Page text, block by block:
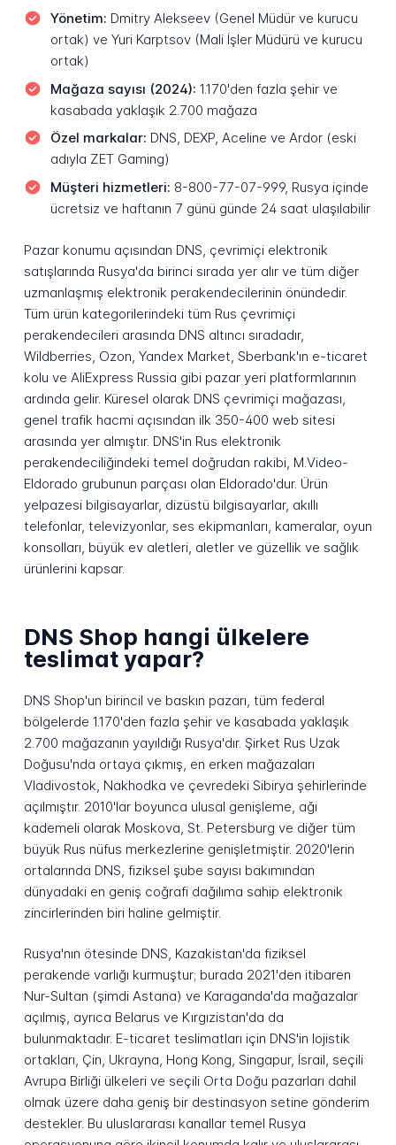
Yönetim: Dmitry Alekseev (Genel Müdür ve kurucu
ortak) ve Yuri Karptsov (Mali İşler Müdürü ve kurucu
ortak)
Mağaza sayısı (2024): 1.170'den fazla şehir ve
kasabada yaklaşık 2.700 mağaza
Özel markalar: DNS, DEXP, Aceline ve Ardor (eski
adıyla ZET Gaming)
Müşteri hizmetleri: 8-800-77-07-999, Rusya içinde
ücretsiz ve haftanın 7 günü günde 24 saat ulaşılabilir
Pazar konumu açısından DNS, çevrimiçi elektronik
satışlarında Rusya'da birinci sırada yer alır ve tüm diğer
uzmanlaşmış elektronik perakendecilerinin önündedir.
Tüm ürün kategorilerindeki tüm Rus çevrimiçi
perakendecileri arasında DNS altıncı sıradadır,
Wildberries, Ozon, Yandex Market, Sberbank'ın e-ticaret
kolu ve AliExpress Russia gibi pazar yeri platformlarının
ardında gelir. Küresel olarak DNS çevrimiçi mağazası,
genel trafik hacmi açısından ilk 350-400 web sitesi
arasında yer almıştır. DNS'in Rus elektronik
perakendeciliğindeki temel doğrudan rakibi, M.Video-
Eldorado grubunun parçası olan Eldorado'dur. Ürün
yelpazesi bilgisayarlar, dizüstü bilgisayarlar, akıllı
telefonlar, televizyonlar, ses ekipmanları, kameralar, oyun
konsolları, büyük ev aletleri, aletler ve güzellik ve sağlık
ürünlerini kapsar.
DNS Shop hangi ülkelere
teslimat yapar?
DNS Shop'un birincil ve baskın pazarı, tüm federal
bölgelerde 1.170'den fazla şehir ve kasabada yaklaşık
2.700 mağazanın yayıldığı Rusya'dır. Şirket Rus Uzak
Doğusu'nda ortaya çıkmış, en erken mağazaları
Vladivostok, Nakhodka ve çevredeki Sibirya şehirlerinde
açılmıştır. 2010'lar boyunca ulusal genişleme, ağı
kademeli olarak Moskova, St. Petersburg ve diğer tüm
büyük Rus nüfus merkezlerine genişletmiştir. 2020'lerin
ortalarında DNS, fiziksel şube sayısı bakımından
dünyadaki en geniş coğrafi dağılıma sahip elektronik
zincirlerinden biri haline gelmiştir.
Rusya'nın ötesinde DNS, Kazakistan'da fiziksel
perakende varlığı kurmuştur; burada 2021'den itibaren
Nur-Sultan (şimdi Astana) ve Karaganda'da mağazalar
açılmış, ayrıca Belarus ve Kırgızistan'da da
bulunmaktadır. E-ticaret teslimatları için DNS'in lojistik
ortakları, Çin, Ukrayna, Hong Kong, Singapur, İsrail, seçili
Avrupa Birliği ülkeleri ve seçili Orta Doğu pazarları dahil
olmak üzere daha geniş bir destinasyon setine gönderim
destekler. Bu uluslararası kanallar temel Rusya